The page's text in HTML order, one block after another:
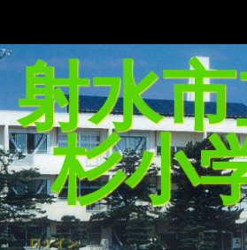
給食レシピの紹介(1/27追加）
家庭学習支援サイトまとめ（5／
杉っ子８つの愛言葉
インターネット利用の約束/「お
学校いじめ防止基本方針
コ
ン
ン
ツ
へ
ス
キ
ッ
プ
射水
杉小
ログイン